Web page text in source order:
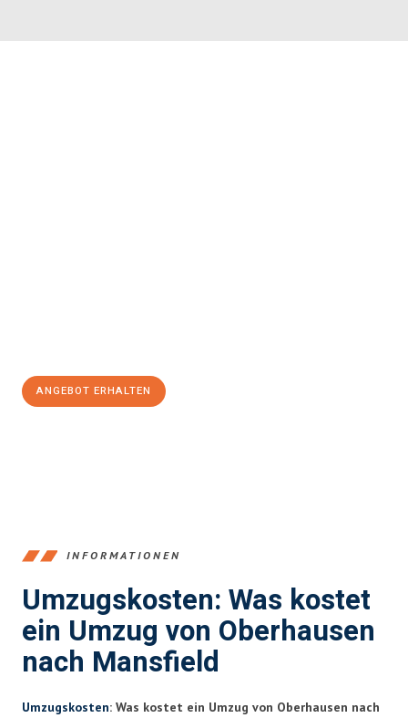
ANGEBOT ERHALTEN
INFORMATIONEN
Umzugskosten: Was kostet
ein Umzug von Oberhausen
nach Mansfield
Umzugskosten: Was kostet ein Umzug von Oberhausen nach